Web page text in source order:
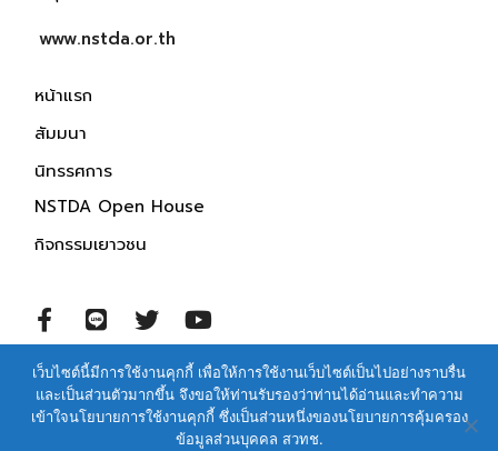
www.nstda.or.th
หน้าแรก
สัมมนา
นิทรรศการ
NSTDA Open House
กิจกรรมเยาวชน
© 2021 สำนักงานพัฒนาวิทยาศาสตร์และเทคโนโลยีแห่งชาติ
สงวนสิทธิ์ทุกประการ
เว็บไซต์นี้มีการใช้งานคุกกี้ เพื่อให้การใช้งานเว็บไซต์เป็นไปอย่างราบรื่น
และเป็นส่วนตัวมากขึ้น จึงขอให้ท่านรับรองว่าท่านได้อ่านและทำความ
เข้าใจนโยบายการใช้งานคุกกี้ ซึ่งเป็นส่วนหนึ่งของนโยบายการคุ้มครอง
ข้อมูลส่วนบุคคล สวทช.